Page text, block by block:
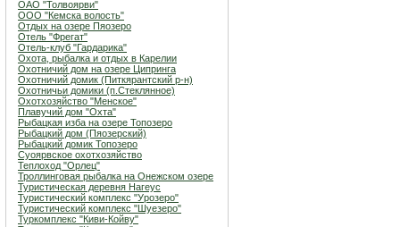
ОАО "Толвоярви"
ООО "Кемска волость"
Отдых на озере Пяозеро
Отель "Фрегат"
Отель-клуб "Гардарика"
Охота, рыбалка и отдых в Карелии
Охотничий дом на озере Ципринга
Охотничий домик (Питкярантский р-н)
Охотничьи домики (п.Стеклянное)
Охотхозяйство "Менское"
Плавучий дом "Охта"
Рыбацкая изба на озере Топозеро
Рыбацкий дом (Пяозерский)
Рыбацкий домик Топозеро
Суоярвское охотхозяйство
Теплоход "Орлец"
Троллинговая рыбалка на Онежском озере
Туристическая деревня Нагеус
Туристический комплекс "Урозеро"
Туристический комплекс "Шуезеро"
Туркомплекс "Киви-Койву"